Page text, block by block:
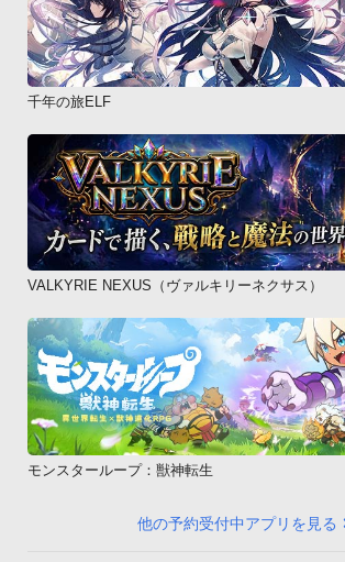
千年の旅ELF
VALKYRIE NEXUS（ヴァルキリーネクサス）
モンスターループ：獣神転生
他の予約受付中アプリを見る